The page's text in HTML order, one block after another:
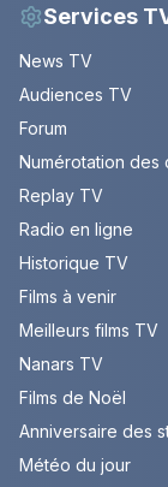
Services
News TV
Audiences TV
Forum
Numérotation des
Replay TV
Radio en ligne
Historique TV
Films à venir
Meilleurs films TV
Nanars TV
Films de Noël
Anniversaire des
Météo du jour